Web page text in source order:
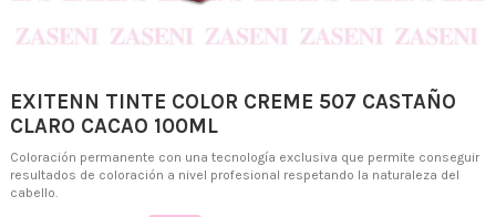
EXITENN TINTE COLOR CREME 507 CASTAÑO
CLARO CACAO 100ML
Coloración permanente con una tecnología exclusiva que permite conseguir
resultados de coloración a nivel profesional respetando la naturaleza del
cabello.